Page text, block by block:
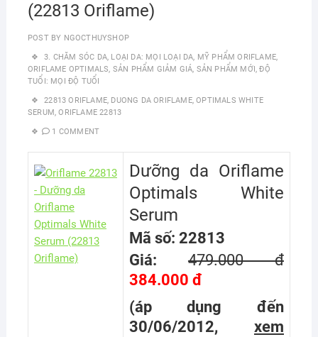
(22813 Oriflame)
POST BY NGOCTHUYSHOP
3. CHĂM SÓC DA, LOẠI DA: MỌI LOẠI DA, MỸ PHẨM ORIFLAME,
ORIFLAME OPTIMALS, SẢN PHẨM GIẢM GIÁ, SẢN PHẨM MỚI,ĐỘ
TUỔI: MỌI ĐỘ TUỔI
22813 ORIFLAME, DUONG DA ORIFLAME,OPTIMALS WHITE
SERUM,ORIFLAME 22813
1 COMMENT
Dưỡng da Oriflame
Optimals White
Serum
Mã số: 22813
Giá: 479.000 đ
384.000 đ
(áp dụng đến
30/06/2012, xem